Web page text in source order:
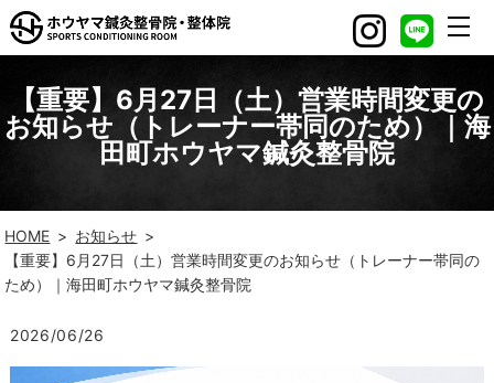
【重要】6月27日（土）営業時間変更の
お知らせ（トレーナー帯同のため）｜海
田町ホウヤマ鍼灸整骨院
HOME
お知らせ
【重要】6月27日（土）営業時間変更のお知らせ（トレーナー帯同の
ため）｜海田町ホウヤマ鍼灸整骨院
2026/06/26